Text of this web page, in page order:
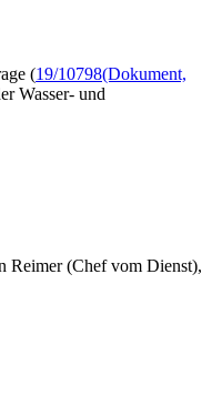
(19/10798(Dokument,
Wasser- und
Reimer (Chef vom Dienst),